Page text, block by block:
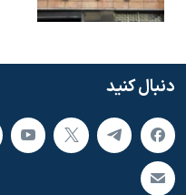
دنبال کنید